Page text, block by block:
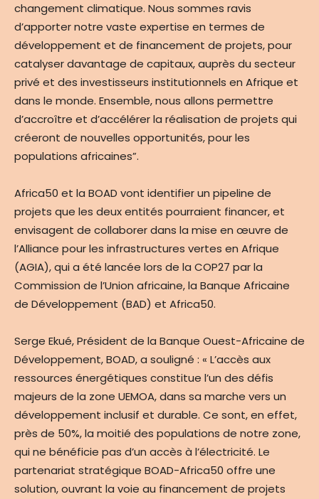
changement climatique. Nous sommes ravis
d’apporter notre vaste expertise en termes de
développement et de financement de projets, pour
catalyser davantage de capitaux, auprès du secteur
privé et des investisseurs institutionnels en Afrique et
dans le monde. Ensemble, nous allons permettre
d’accroître et d’accélérer la réalisation de projets qui
créeront de nouvelles opportunités, pour les
populations africaines”.
Africa50 et la BOAD vont identifier un pipeline de
projets que les deux entités pourraient financer, et
envisagent de collaborer dans la mise en œuvre de
l’Alliance pour les infrastructures vertes en Afrique
(AGIA), qui a été lancée lors de la COP27 par la
Commission de l’Union africaine, la Banque Africaine
de Développement (BAD) et Africa50.
Serge Ekué, Président de la Banque Ouest-Africaine de
Développement, BOAD, a souligné : « L’accès aux
ressources énergétiques constitue l’un des défis
majeurs de la zone UEMOA, dans sa marche vers un
développement inclusif et durable. Ce sont, en effet,
près de 50%, la moitié des populations de notre zone,
qui ne bénéficie pas d’un accès à l’électricité. Le
partenariat stratégique BOAD-Africa50 offre une
solution, ouvrant la voie au financement de projets